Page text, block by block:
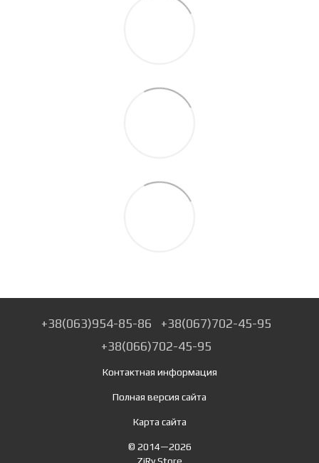
+38(063)954-85-86
+38(067)702-45-95
+38(066)702-45-95
Контактная информация
Полная версия сайта
Карта сайта
© 2014—2026